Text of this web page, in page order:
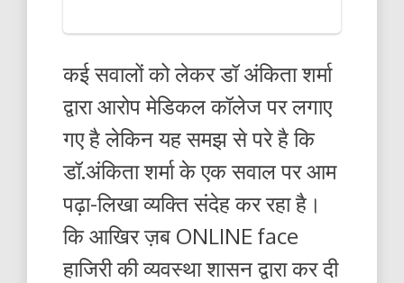
कई सवालों को लेकर डॉ अंकिता शर्मा
द्वारा आरोप मेडिकल कॉलेज पर लगाए
गए है लेकिन यह समझ से परे है कि
डॉ.अंकिता शर्मा के एक सवाल पर आम
पढ़ा-लिखा व्यक्ति संदेह कर रहा है।
कि आखिर ज़ब ONLINE face
हाजिरी की व्यवस्था शासन द्वारा कर दी